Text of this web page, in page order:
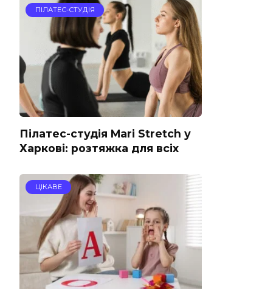
ПІЛАТЕС-СТУДІЯ
Пілатес-студія Mari Stretch у
Харкові: розтяжка для всіх
ЦІКАВЕ